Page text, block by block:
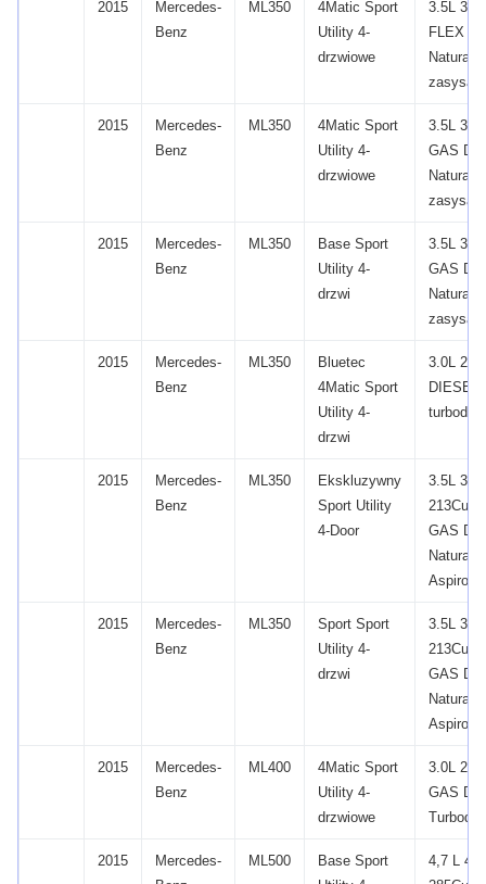
2015
Mercedes-
Benz
ML350
4Matic Sport
Utility 4-
drzwiowe
3.5L
FLEX
2015
Mercedes-
Benz
ML350
4Matic Sport
Utility 4-
drzwiowe
3.5L
GAS
2015
Mercedes-
Benz
ML350
Base Sport
Utility 4-
drzwi
3.5L
GAS
2015
Mercedes-
Benz
ML350
Bluetec
4Matic Sport
Utility 4-
drzwi
3.0L
DIESEL
2015
Mercedes-
Benz
ML350
Ekskluzywny
Sport Utility
4-Door
3.5L
213Cu.
GAS
2015
Mercedes-
Benz
ML350
Sport Sport
Utility 4-
drzwi
3.5L
213Cu.
GAS
2015
Mercedes-
Benz
ML400
4Matic Sport
Utility 4-
drzwiowe
3.0L
GAS
2015
Mercedes-
ML500
Base Sport
4,7 L